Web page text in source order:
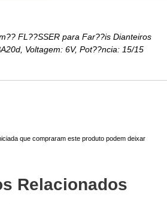
FL??SSER para Far??is Dianteiros
Voltagem: 6V, Pot??ncia: 15/15
que compraram este produto podem deixar
Relacionados